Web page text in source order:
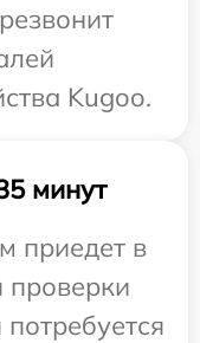
Kugoo.
минут
приедет в
проверки